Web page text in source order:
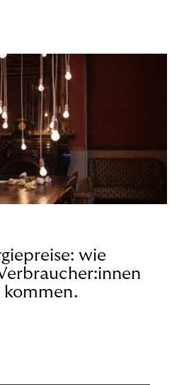
wie
kommen.